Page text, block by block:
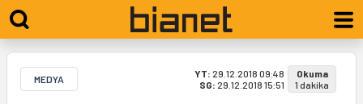
MEDYA YT: 29.12.2018 09:48
SG: 29.12.2018 15:51
Okuma
1 dakika